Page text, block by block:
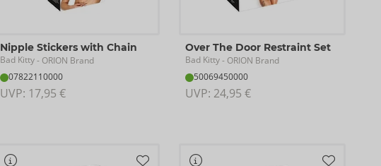
Nipple Stickers with Chain
Bad Kitty- ORION Brand
07822110000
UVP: 17,95 €
Over The Door Restraint Set
Bad Kitty- ORION Brand
50069450000
UVP: 24,95 €